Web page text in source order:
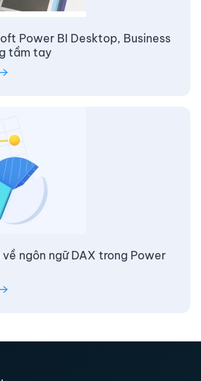
Power BI Desktop, Business
tầm tay
ngôn ngữ DAX trong Power